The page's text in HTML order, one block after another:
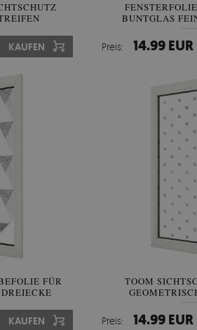
KAUFEN
BUNTGLAS
Preis: 14.99 EUR
FÜR
KAUFEN
TOOM
Preis: 14.99 EUR